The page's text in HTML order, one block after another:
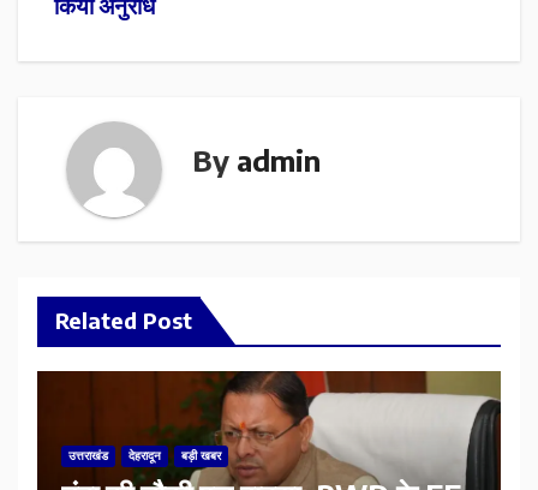
किया अनुरोध
By admin
Related Post
उत्तराखंड देहरादून बड़ी खबर